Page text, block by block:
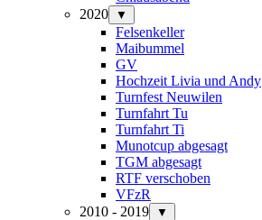
2020
▼
Felsenkeller
Maibummel
GV
Hochzeit Livia und Andy
Turnfest Neuwilen
Turnfahrt Tu
Turnfahrt Ti
Munotcup abgesagt
TGM abgesagt
RTF verschoben
VFzR
2010 - 2019
▼